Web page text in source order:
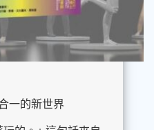
一的新世界